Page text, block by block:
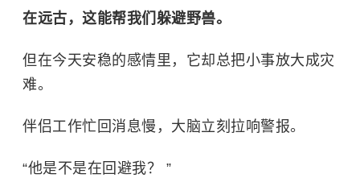
在远古，这能帮我们躲避野兽。
但在今天安稳的感情里，它却总把小事放大成灾
难。
伴侣工作忙回消息慢，大脑立刻拉响警报。
“他是不是在回避我？ ”